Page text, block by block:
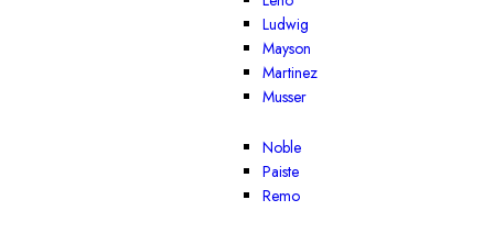
Ludwig
Mayson
Martinez
Musser
Noble
Paiste
Remo